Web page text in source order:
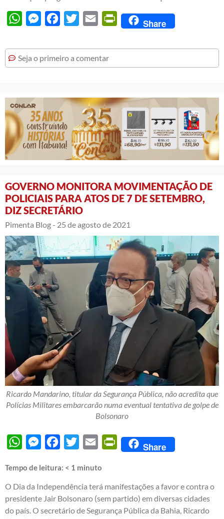
WhatsAppMessengerFacebook
Twitter Email PrintFriendly
Share
Seja o primeiro a comentar
GOVERNO MONITORA MOVIMENTAÇÃO DE
POLICIAIS PARA ATOS DE 7 DE SETEMBRO,
DIZ SECRETÁRIO
Pimenta Blog - 25 de agosto de 2021
Ricardo Mandarino, titular da Segurança Pública, não acredita que
Polícias Militares embarcarão numa eventual tentativa de golpe de
Bolsonaro
WhatsAppMessengerFacebook
Twitter Email PrintFriendly
Share
Tempo de leitura: < 1 minuto
O Dia da Independência terá manifestações a favor e contra o
presidente Jair Bolsonaro (sem partido) em diversas cidades
do país. O secretário de Segurança Pública da Bahia, Ricardo